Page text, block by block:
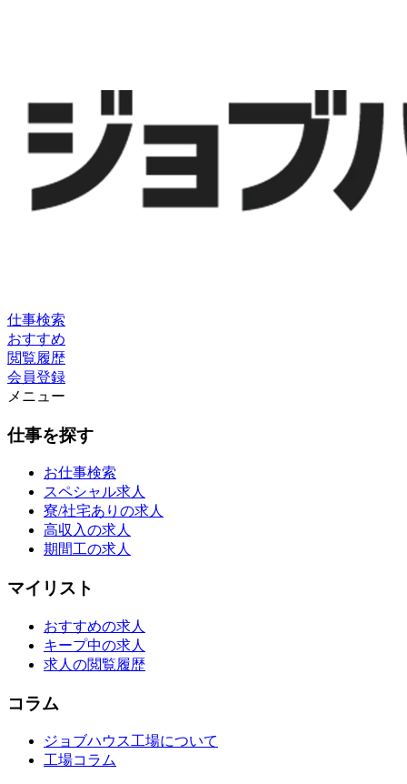
仕事検索
おすすめ
閲覧履歴
会員登録
メニュー
仕事を探す
お仕事検索
スペシャル求人
寮/社宅ありの求人
高収入の求人
期間工の求人
マイリスト
おすすめの求人
キープ中の求人
求人の閲覧履歴
コラム
ジョブハウス工場について
工場コラム